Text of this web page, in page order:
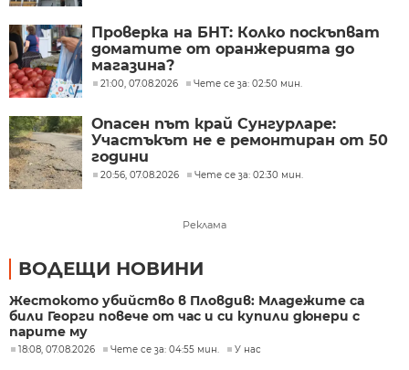
Проверка на БНТ: Колко поскъпват
доматите от оранжерията до
магазина?
21:00, 07.08.2026 Чете се за: 02:50 мин.
Опасен път край Сунгурларе:
Участъкът не е ремонтиран от 50
години
20:56, 07.08.2026 Чете се за: 02:30 мин.
Реклама
ВОДЕЩИ НОВИНИ
Жестокото убийство в Пловдив: Младежите са
били Георги повече от час и си купили дюнери с
парите му
18:08, 07.08.2026 Чете се за: 04:55 мин. У нас